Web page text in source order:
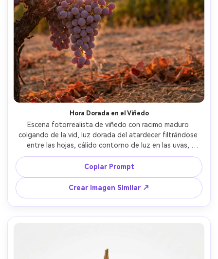
Hora Dorada en el Viñedo
Escena fotorrealista de viñedo con racimo maduro
colgando de la vid, luz dorada del atardecer filtrándose
entre las hojas, cálido contorno de luz en las uvas,
destello suave de lente, hileras de vides desenfocadas al
fondo, tomada con Sony A7R V y 70-200mm a 135mm,
f/2.8, tonos terrosos naturales, realismo estilo
documental --ar 4:5
Copiar Prompt
Crear Imagen Similar ↗